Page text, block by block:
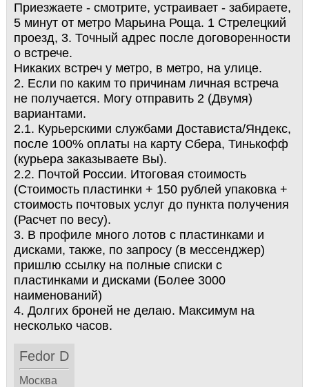
Приезжаете - смотрите, устраивает - забираете,
5 минут от метро Марьина Роща. 1 Стрелецкий
проезд, 3. Точный адрес после договоренности
о встрече.
Никаких встреч у метро, в метро, на улице.
2. Если по каким то причинам личная встреча
не получается. Могу отправить 2 (Двумя)
вариантами.
2.1. Курьерскими службами Достависта/Яндекс,
после 100% оплаты на карту Сбера, Тинькофф
(курьера заказываете Вы).
2.2. Почтой России. Итоговая стоимость
(Стоимость пластинки + 150 рублей упаковка +
стоимость почтовых услуг до пункта получения
(Расчет по весу).
3. В профиле много лотов с пластинками и
дисками, также, по запросу (в мессенджер)
пришлю ссылку на полные списки с
пластинками и дисками (Более 3000
наименований)
4. Долгих броней не делаю. Максимум на
несколько часов.
Fedor D
Москва